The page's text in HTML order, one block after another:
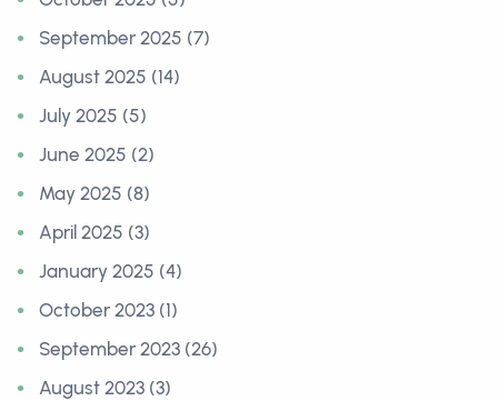
September 2025 (7)
August 2025 (14)
July 2025 (5)
June 2025 (2)
May 2025 (8)
April 2025 (3)
January 2025 (4)
October 2023 (1)
September 2023 (26)
August 2023 (3)